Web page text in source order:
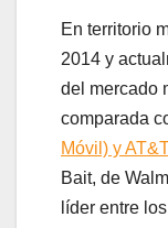
En territorio
2014 y
del mercado
comparada
Móvil) y
Bait, de
líder entre